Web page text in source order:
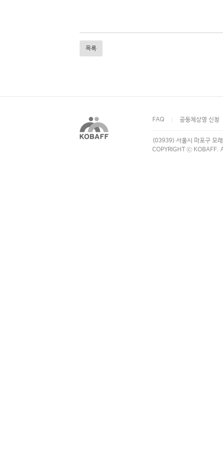
목록
FAQ 공동체상영 신청
(03939) 서울시 마포구 모
COPYRIGHT ⓒ KOBAFF.